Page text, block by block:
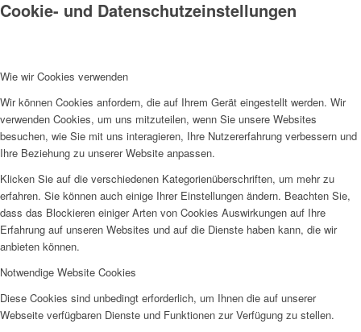
Cookie- und Datenschutzeinstellungen
Wie wir Cookies verwenden
Wir können Cookies anfordern, die auf Ihrem Gerät eingestellt werden. Wir
verwenden Cookies, um uns mitzuteilen, wenn Sie unsere Websites
besuchen, wie Sie mit uns interagieren, Ihre Nutzererfahrung verbessern und
Ihre Beziehung zu unserer Website anpassen.
Klicken Sie auf die verschiedenen Kategorienüberschriften, um mehr zu
erfahren. Sie können auch einige Ihrer Einstellungen ändern. Beachten Sie,
dass das Blockieren einiger Arten von Cookies Auswirkungen auf Ihre
Erfahrung auf unseren Websites und auf die Dienste haben kann, die wir
anbieten können.
Notwendige Website Cookies
Diese Cookies sind unbedingt erforderlich, um Ihnen die auf unserer
Webseite verfügbaren Dienste und Funktionen zur Verfügung zu stellen.